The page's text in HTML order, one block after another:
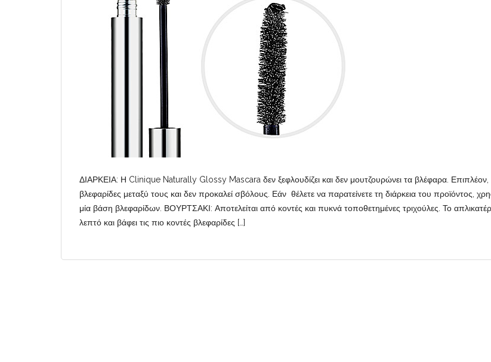
ΔΙΑΡΚΕΙΑ: Η Clinique Naturally Glossy Mascara δεν ξεφλουδίζει και δεν μουτζουρώνει τα βλέφαρα. Επιπλέον,
βλεφαρίδες μεταξύ τους και δεν προκαλεί σβόλους. Εάν θέλετε να παρατείνετε τη διάρκεια του προϊόντος,
μία βάση βλεφαρίδων. ΒΟΥΡΤΣΑΚΙ: Αποτελείται από κοντές και πυκνά τοποθετημένες τριχούλες. Το απλικατέρ
λεπτό και βάφει τις πιο κοντές βλεφαρίδες […]